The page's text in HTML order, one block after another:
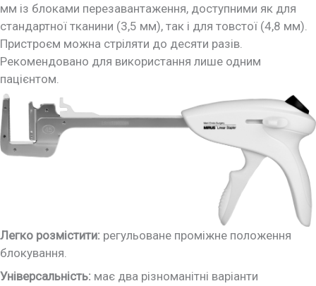
мм із блоками перезавантаження, доступними як для
стандартної тканини (3,5 мм), так і для товстої (4,8 мм).
Пристроєм можна стріляти до десяти разів.
Рекомендовано для використання лише одним
пацієнтом.
Легко розмістити: регульоване проміжне положення
блокування.
Універсальність: має два різноманітні варіанти